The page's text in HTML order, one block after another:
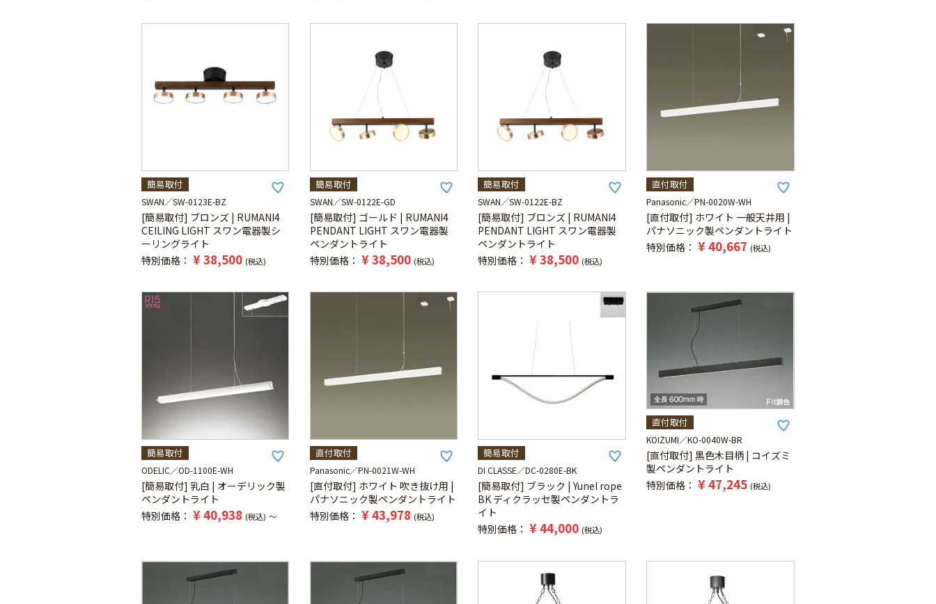
簡易取付
SWAN SW-0123E-BZ
[簡易取付] ブロンズ | RUMANI4
CEILING LIGHT スワン電器製シ
ーリングライト
特別価格
¥38,500 税込
簡易取付
SWAN SW-0122E-GD
[簡易取付] ゴールド | RUMANI4
PENDANT LIGHT スワン電器製
ペンダントライト
特別価格
¥38,500 税込
簡易取付
SWAN SW-0122E-BZ
[簡易取付] ブロンズ | RUMANI4
PENDANT LIGHT スワン電器製
ペンダントライト
特別価格
¥38,500 税込
直付取付
Panasonic PN-0020W-WH
[直付取付] ホワイト 一般天井用 |
パナソニック製ペンダントライト
特別価格
¥40,667 税込
簡易取付
ODELIC OD-1100E-WH
[簡易取付] 乳白 | オーデリック製
ペンダントライト
特別価格
¥40,938 税込 〜
直付取付
Panasonic PN-0021W-WH
[直付取付] ホワイト 吹き抜け用 |
パナソニック製ペンダントライト
特別価格
¥43,978 税込
簡易取付
DI CLASSE DC-0280E-BK
[簡易取付] ブラック | Yunel rope
BK ディクラッセ製ペンダントラ
イト
特別価格
¥44,000 税込
直付取付
KOIZUMI KO-0040W-BR
[直付取付] 黒色木目柄 | コイズミ
製ペンダントライト
特別価格
¥47,245 税込